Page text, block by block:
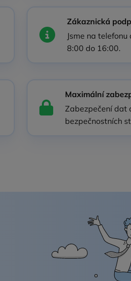
Zákaznická
Jsme na telefonu
8:00 do 16:00.
Maximální
Zabezpečení dat
bezpečnostních